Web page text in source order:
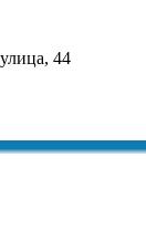
44